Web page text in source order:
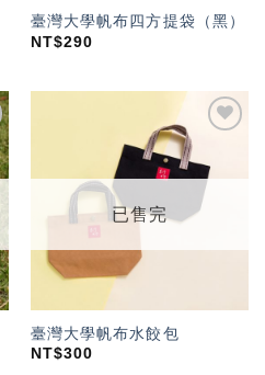
臺灣大學帆布四方提袋（黑）
NT$290
望輕
已售完
臺灣大學帆布水餃包
NT$300